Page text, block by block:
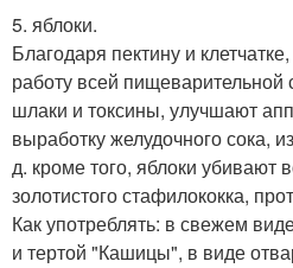
5. яблоки.
Благодаря пектину и
работу всей
шлаки и токсины, улучшают
выработку желудочного сока,
д. кроме того, яблоки убивают
золотистого стафилококка,
Как употреблять: в свежем
и тертой "Кашицы", в виде